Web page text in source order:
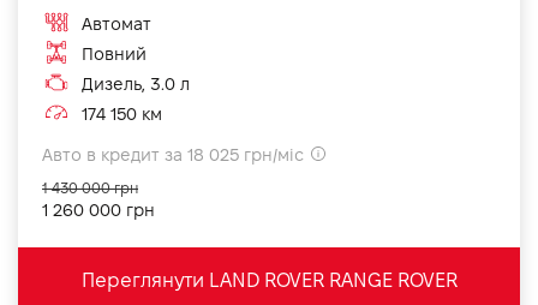
Автомат
Повний
Дизель, 3.0 л
174 150 км
Авто в кредит за 18 025 грн/міс
1 260 000 грн
1 430 000 грн
Переглянути LAND ROVER RANGE ROVER